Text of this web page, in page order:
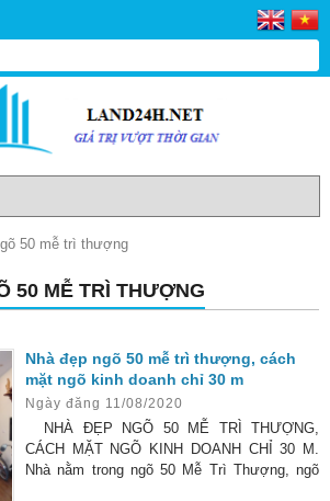
50 mễ trì thượng
50 MỄ TRÌ THƯỢNG
Nhà đẹp ngõ 50 mễ trì thượng, cách
mặt ngõ kinh doanh chỉ 30 m
Ngày đăng 11/08/2020
NHÀ ĐẸP NGÕ 50 MỄ TRÌ THƯỢNG,
CÁCH MẶT NGÕ KINH DOANH CHỈ 30 M.
Nhà nằm trong ngõ 50 Mễ Trì Thượng, ngõ